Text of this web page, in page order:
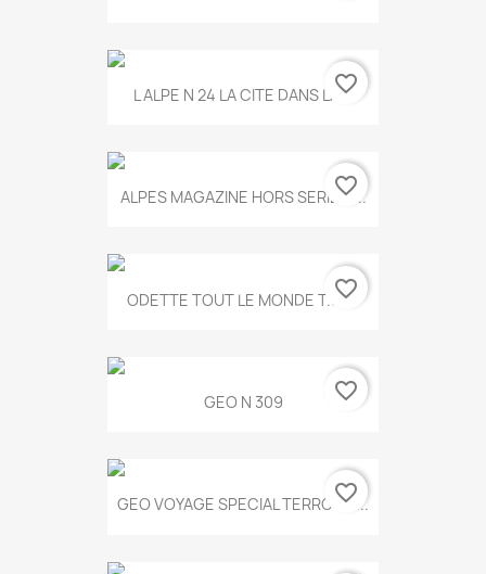
L ALPE N 24 LA CITE DANS LA...
favorite_border
ALPES MAGAZINE HORS SERIE N...
favorite_border
ODETTE TOUT LE MONDE T.546
favorite_border
GEO N 309 favorite_border
GEO VOYAGE SPECIAL TERROIRS...
favorite_border